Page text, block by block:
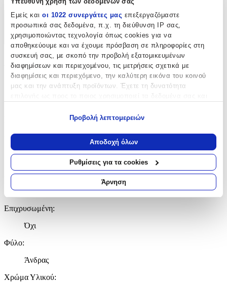
Εμείς και οι 1022 συνεργάτες μας επεξεργαζόμαστε
προσωπικά σας δεδομένα, π.χ. τη διεύθυνση IP σας,
χρησιμοποιώντας τεχνολογία όπως cookies για να
αποθηκεύουμε και να έχουμε πρόσβαση σε πληροφορίες στη
συσκευή σας, με σκοπό την προβολή εξατομικευμένων
διαφημίσεων και περιεχομένου, τις μετρήσεις σχετικά με
διαφημίσεις και περιεχόμενο, την καλύτερη εικόνα του κοινού
μας και την ανάπτυξη προϊόντων. Έχετε τη δυνατότητα
Να συλλέξουμε πληροφορίες σχετικά με τη γεωγραφική
σας τοποθεσία, οι οποίες μπορεί να είναι ακριβείς σε
απόσταση μερικών μέτρων
Να αναγνωρίσουμε τη συσκευή σας σαρώνοντας ενεργά
για συγκεκριμένα χαρακτηριστικά (δακτυλικό αποτύπωμα)
Μάθετε περισσότερα σχετικά με τον τρόπο επεξεργασίας των
στηνενότητα “Λεπτομέρειες”
Δήλωση Cookies.
σωστά, να εξατομικεύουμε περιεχόμενο και διαφημίσεις, να
αναλύουμε την κυκλοφορία μας. Εμείς και οι 1022 συνεργάτες
Προβολή λεπτομερειών
Αποδοχή όλων
Ρυθμίσεις για τα cookies
Άρνηση
Χαρακτηριστικά
+
Χαρακτηριστικά
Κατασκευαστής:
StanStefan
Βασικά Χαρακτηριστικά
Υλικό
Ανοξείδωτο Ατσάλι
Δίχρωμη:
Όχι
Επιχρυσωμένη:
Όχι
Φύλο:
Άνδρας
Χρώμα Υλικού: